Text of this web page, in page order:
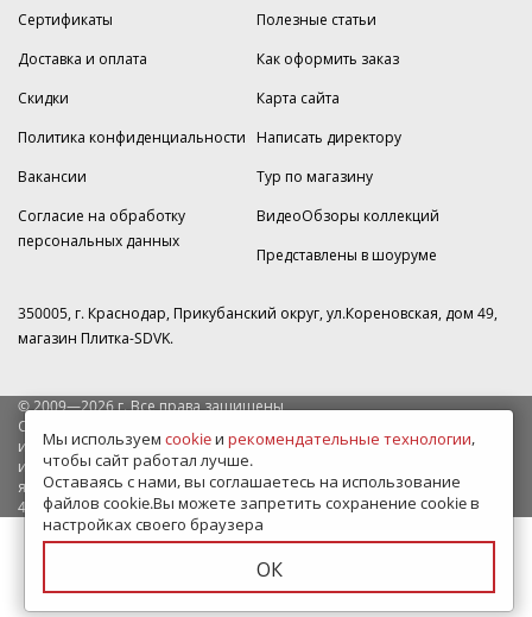
Сертификаты
Доставка и оплата
Скидки
Политика конфиденциальности
Вакансии
Согласие на обработку
персональных данных
Полезные статьи
Как оформить заказ
Карта сайта
Написать директору
Тур по магазину
ВидеоОбзоры коллекций
Представлены в шоуруме
350005, г. Краснодар, Прикубанский округ, ул.Кореновская, дом 49,
магазин Плитка-SDVK.
© 2009—2026 г. Все права защищены
Обращаем Ваше внимание на то, что данный интернет-сайт носит
исключительно информационный характер и ни при каких условиях
информационные материалы и цены, размещенные на сайте, не
являются публичной офертой, определяемой положениями Статьи
437 Гражданского кодекса РФ.
Мы используем cookieи рекомендательные технологии,
чтобы сайт работал лучше.
Оставаясь с нами, вы соглашаетесь на использование
файлов cookie.Вы можете запретить сохранение cookie в
настройках своего браузера
ОК